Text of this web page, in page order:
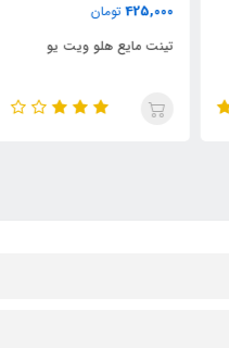
تومان
تینت مایع هلو ویت یو